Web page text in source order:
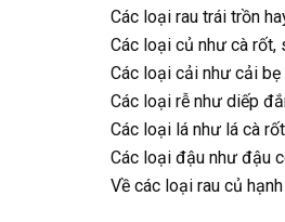
Các loại rau trái trồn
Các loại củ như cà rốt,
Các loại cải như cải
Các loại rễ như diếp
Các loại lá như lá cà
Các loại đậu như đậu
Về các loại rau củ